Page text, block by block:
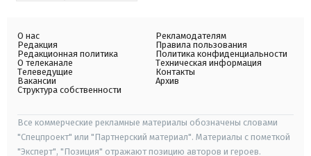
О нас
Редакция
Редакционная политика
О телеканале
Телеведущие
Вакансии
Структура собственности
Рекламодателям
Правила пользования
Политика конфиденциальности
Техническая информация
Контакты
Архив
Все коммерческие рекламные материалы обозначены словами
"Спецпроект" или "Партнерский материал". Материалы с пометкой
"Эксперт", "Позиция" отражают позицию авторов и героев.